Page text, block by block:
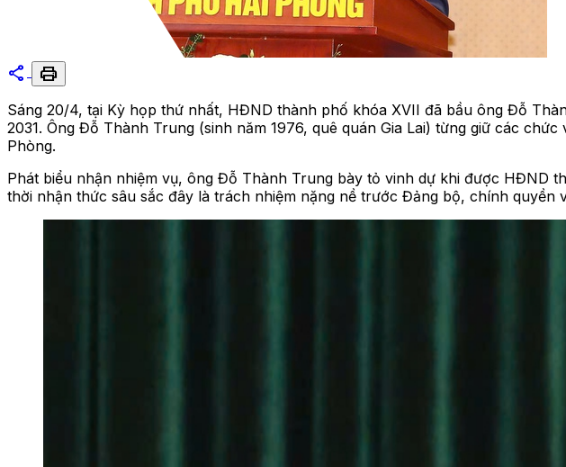
share print
Sáng 20/4, tại Kỳ họp thứ nhất, HĐND thành phố khóa XVII đã bầu ông Đỗ
2031. Ông Đỗ Thành Trung (sinh năm 1976, quê quán Gia Lai) từng giữ các
Phòng.
Phát biểu nhận nhiệm vụ, ông Đỗ Thành Trung bày tỏ vinh dự khi được HĐND
thời nhận thức sâu sắc đây là trách nhiệm nặng nề trước Đảng bộ, chính quyền